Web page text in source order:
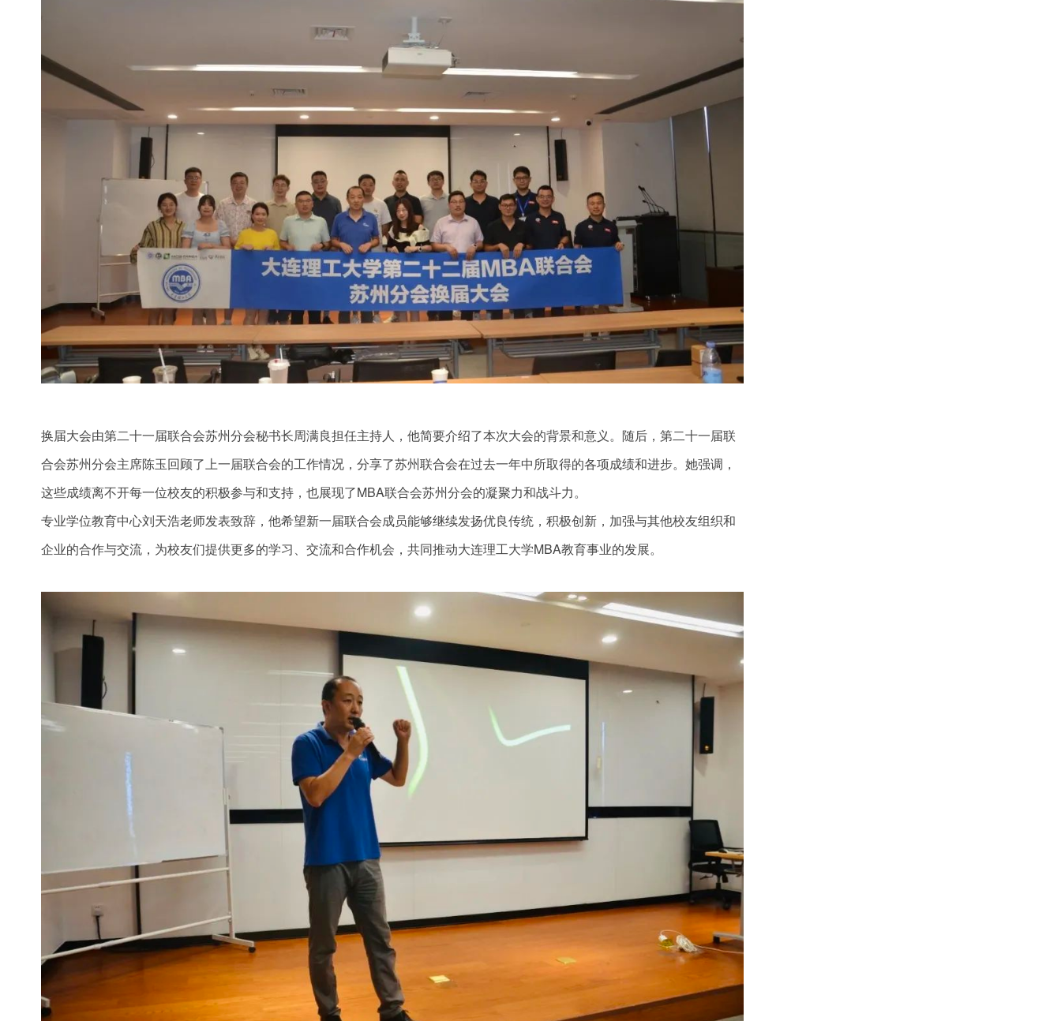
换届大会由第二十一届联合会苏州分会秘书长周满良担任主持人，他简要介绍了本次大会的背景和意义。随后，第二十一届联
合会苏州分会主席陈玉回顾了上一届联合会的工作情况，分享了苏州联合会在过去一年中所取得的各项成绩和进步。她强调，
这些成绩离不开每一位校友的积极参与和支持，也展现了MBA联合会苏州分会的凝聚力和战斗力。
专业学位教育中心刘天浩老师发表致辞，他希望新一届联合会成员能够继续发扬优良传统，积极创新，加强与其他校友组织和
企业的合作与交流，为校友们提供更多的学习、交流和合作机会，共同推动大连理工大学MBA教育事业的发展。